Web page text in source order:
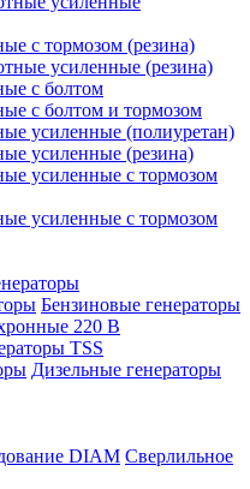
c тормозом (резина)
усиленные (резина)
с болтом
с болтом и тормозом
усиленные (полиуретан)
усиленные (резина)
усиленные с тормозом
усиленные с тормозом
Бензиновые генераторы
220 В
TSS
Дизельные генераторы
Сверлильное